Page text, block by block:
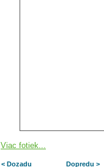
Viac fotiek...
< Dozadu Dopredu >